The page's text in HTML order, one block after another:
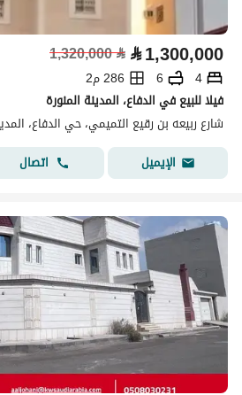
⃁1,300,000
⃁
1,320,000
4
6
286 م2
فيلا للبيع في الدفاع، المدينة المنورة
شارع ربيعه بن رقيع التميمي، حي الدفاع،
الإيميل
اتصال